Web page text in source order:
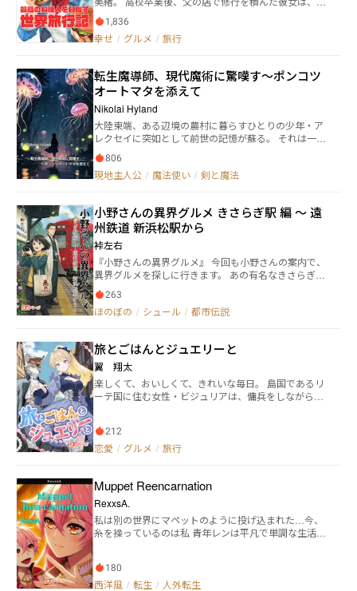
ながら。 途中、清楚なエルフや、美食を愛する令嬢
などに出会いながら、美しく広大な異世界を満喫す
る。 ========== ◎ストレスフリー ◎スローライフ旅
◎読みやすい文章 ◎ノリが軽い ==========
を超えるため、そして料理で多くの人を笑顔にするた
め、日本47都道府県と世界の郷土料理を学ぶ旅に出る
ことを決意する。 美緒は一人で旅立つつもりだった
え、新たな一歩を踏み出す。
1,836
幸せ / グルメ / 旅行
転生魔導師、現代魔術に驚嘆す～ポンコツ
オートマタを添えて
Nikolai Hyland
大陸東端、ある辺境の農村に暮らすひとりの少年・ア
レクセイに突如として前世の記憶が蘇る。 それは一千
年前を生きた魔導師のもので、なんと彼は禁忌と言わ
れる魂の研究をしており、転生時に記憶を持ち越す魔
法を編み出していたのであった。 そんな記憶を持つア
会う美味しい食べ物や、美しい景色、不思議な遺跡、
面白い人々。 研究一筋であった前世には気づかなかっ
た様々なものに目を輝かせながら、のんびりと旅をし
ていく。 一方で、前世のアレクセイが遺失文明の遺物
を参考にして生み出したオートマタ・エリザヴェー
タ。 現代に生み出されたオーパーツ、魔法技術の特異
点、星の送り手とも呼ばれた、前世アレクセイの名声
を確固とした存在。 そんな彼女もまた、アレクセイの
覚醒に併せて再起動していた。
806
現地主人公 / 魔法使い / 剣と魔法
小野さんの異界グルメ きさらぎ駅 編 ～ 遠
州鉄道 新浜松駅から
裃左右
『小野さんの異界グルメ』 今回も小野さんの案内で、
異界グルメを探しに行きます。 あの有名なきさらぎ駅
にも、美味しいものはあるのでしょうか？ 今日の旅は
静岡県 浜松市。 遠州鉄道 新浜松駅から出発して、き
さらぎ駅へと向かいます。一緒にひとときの旅へと赴
さん ※オカルト小説マラソン参加：テーマ『きさらぎ
駅』
263
ほのぼの / シュール / 都市伝説
旅とごはんとジュエリーと
翼 翔太
楽しくて、おいしくて、きれいな毎日。 島国であるリ
ーテ国に住む女性・ビジュリアは、傭兵をしながらジ
している理由となっている【呪い】について聞かされ
る。それは周りを苦しめてしまう恐ろしいものだっ
美しい宝石に出会い、人々を笑顔にしていきながら、
ビジュリアはルーガと共に今日も歩き続ける。【呪
い】から人々の命を守るために。 これは宝石やジュエ
リーで誰かを幸せにする物語。そして、おいしいもの
とたくさん出会う旅の記録。
212
恋愛 / グルメ / 旅行
Muppet Reencarnation
RexxsA.
私は別の世界にマペットのように投げ込まれた…今、
糸を操っているのは私 青年レンは平凡で単調な生活を
人形は魅力的な外見をしていますが、葵というツンデ
レ少女に発見されるまでは、存在する理由がないかの
180
西洋風 / 転生 / 人外転生